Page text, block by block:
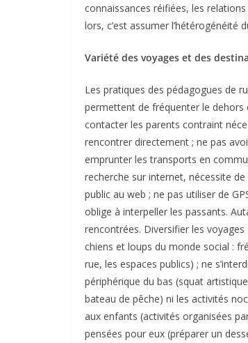
connaissances réifiées, les
lors, c’est assumer l’hétérogénéité
Variété des voyages et des
Les pratiques des pédagogues de
permettent de fréquenter le dehors
contacter les parents contraint
rencontrer directement ; ne pas
emprunter les transports en
recherche sur internet, nécessite
public au web ; ne pas utiliser de
oblige à interpeller les passants.
rencontrées. Diversifier les
chiens et loups du monde social :
rue, les espaces publics) ; ne
périphérique du bas (squat
bateau de pêche) ni les activités
aux enfants (activités organisées
pensées pour eux (préparer un